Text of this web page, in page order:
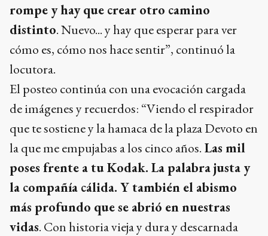
rompe y hay que crear otro camino
distinto. Nuevo... y hay que esperar para ver
cómo es, cómo nos hace sentir”, continuó la
locutora.
El posteo continúa con una evocación cargada
de imágenes y recuerdos: “Viendo el respirador
que te sostiene y la hamaca de la plaza Devoto en
la que me empujabas a los cinco años. Las mil
poses frente a tu Kodak. La palabra justa y
la compañía cálida. Y también el abismo
más profundo que se abrió en nuestras
vidas. Con historia vieja y dura y descarnada